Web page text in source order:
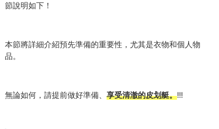
節說明如下！
本節將詳細介紹預先準備的重要性，尤其是衣物和個人物
品。
無論如何，請提前做好準備、 享受清澈的皮划艇。!!!